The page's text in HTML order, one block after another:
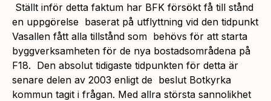
Ställt inför detta faktum har BFK försökt få till stånd
en uppgörelse baserat på utflyttning vid den tidpunkt
Vasallen fått alla tillstånd som behövs för att starta
byggverksamheten för de nya bostadsområdena på
F18. Den absolut tidigaste tidpunkten för detta är
senare delen av 2003 enligt de beslut Botkyrka
kommun tagit i frågan. Med allra största sannolikhet